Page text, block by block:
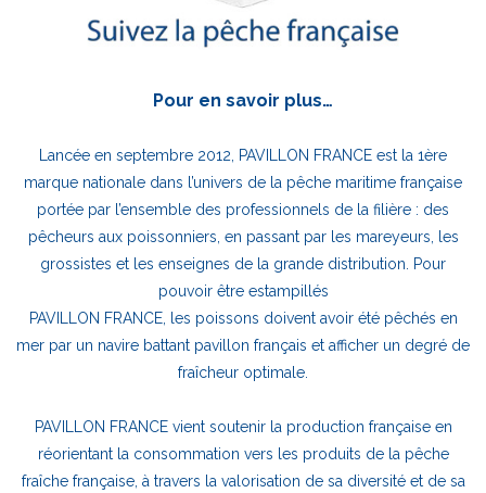
Pour en savoir plus…
Lancée en septembre 2012, PAVILLON FRANCE est la 1ère
marque nationale dans l’univers de la pêche maritime française
portée par l’ensemble des professionnels de la filière : des
pêcheurs aux poissonniers, en passant par les mareyeurs, les
grossistes et les enseignes de la grande distribution. Pour
pouvoir être estampillés
PAVILLON FRANCE, les poissons doivent avoir été pêchés en
mer par un navire battant pavillon français et afficher un degré de
fraîcheur optimale.
PAVILLON FRANCE vient soutenir la production française en
réorientant la consommation vers les produits de la pêche
fraîche française, à travers la valorisation de sa diversité et de sa